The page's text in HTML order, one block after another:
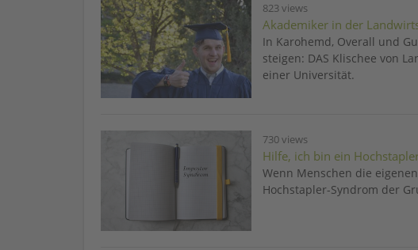
823 views
Akademiker in der
In Karohemd, Overall und
steigen: DAS Klischee von
einer Universität.
730 views
Hilfe, ich bin ein
Wenn Menschen die
Hochstapler-Syndrom der